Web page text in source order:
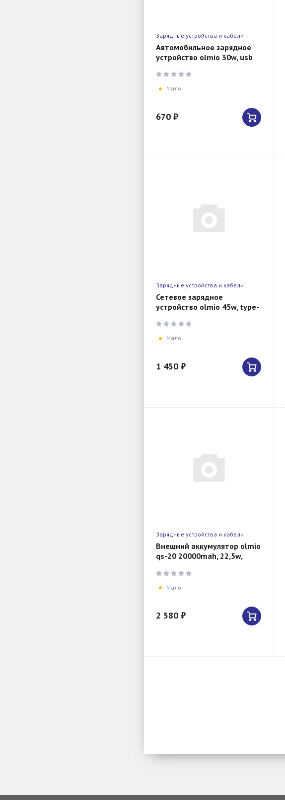
Зарядные устройства и кабели
Автомобильное зарядное
устройство olmio 30w, usb
Мало
670 ₽
Зарядные устройства и кабели
Сетевое зарядное
устройство olmio 45w, type-
Мало
1 450 ₽
Зарядные устройства и кабели
Внешний аккумулятор olmio
qs-20 20000mah, 22,5w,
Мало
2 580 ₽